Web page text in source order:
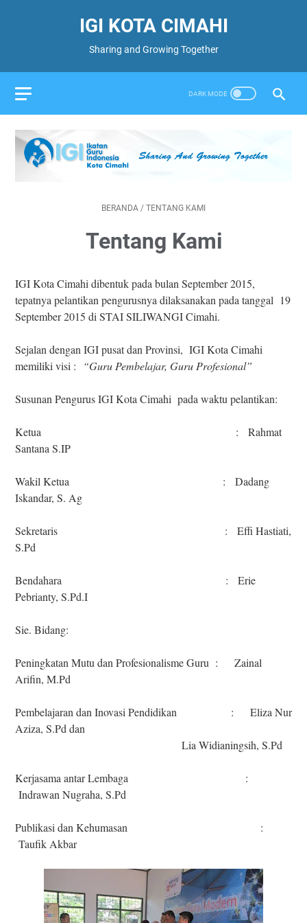
IGI KOTA CIMAHI
Sharing and Growing Together
BERANDA / TENTANG KAMI
Tentang Kami
IGI Kota Cimahi dibentuk pada bulan September 2015,
tepatnya pelantikan pengurusnya dilaksanakan pada tanggal 19
September 2015 di STAI SILIWANGI Cimahi.
Sejalan dengan IGI pusat dan Provinsi, IGI Kota Cimahi
memiliki visi :
“Guru Pembelajar, Guru Profesional”
Susunan Pengurus IGI Kota Cimahi pada waktu pelantikan:
Ketua : Rahmat
Santana S.IP
Wakil Ketua : Dadang
Iskandar, S. Ag
Sekretaris : Effi Hastiati,
S.Pd
Bendahara : Erie
Pebrianty, S.Pd.I
Sie. Bidang:
Peningkatan Mutu dan Profesionalisme Guru : Zainal
Arifin, M.Pd
Pembelajaran dan Inovasi Pendidikan : Eliza Nur
Aziza, S.Pd dan
Lia Widianingsih, S.Pd
Kerjasama antar Lembaga :
Indrawan Nugraha, S.Pd
Publikasi dan Kehumasan :
Taufik Akbar